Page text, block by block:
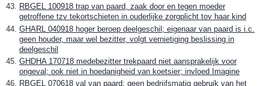
RBGEL 100918 trap van paard, zaak door en tegen moeder
getroffene tzv tekortschieten in ouderlijke zorgplicht tov haar kind
GHARL 040918 hoger beroep deelgeschil; eigenaar van paard is i.c.
geen houder, maar wel bezitter, volgt vernietiging beslissing in
deelgeschil
GHDHA 170718 medebezitter trekpaard niet aansprakelijk voor
ongeval; ook niet in hoedanigheid van koetsier; invloed Imagine
RBGEL 070618 val van paard; geen bedrijfsmatig gebruik van het